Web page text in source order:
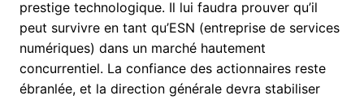
prestige technologique. Il lui faudra prouver qu’il
peut survivre en tant qu’ESN (entreprise de services
numériques) dans un marché hautement
concurrentiel. La confiance des actionnaires reste
ébranlée, et la direction générale devra stabiliser